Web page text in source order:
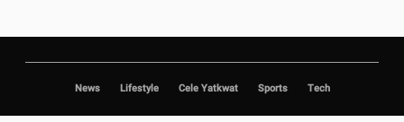
News Lifestyle Cele Yatkwat Sports Tech